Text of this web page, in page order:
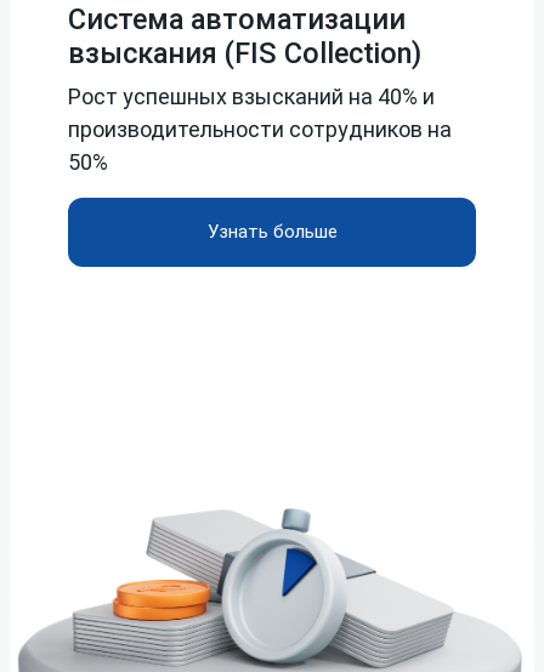
Система автоматизации
взыскания (FIS Collection)
Рост успешных взысканий на 40% и
производительности сотрудников на
50%
Узнать больше